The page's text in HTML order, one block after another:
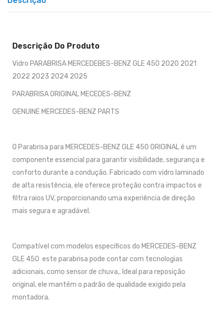
Descrição Do Produto
Vidro PARABRISA MERCEDEBES-BENZ GLE 450 2020 2021
2022 2023 2024 2025
PARABRISA ORIGINAL MECEDES-BENZ
GENUINE MERCEDES-BENZ PARTS
O Parabrisa para MERCEDES-BENZ GLE 450 ORIGINAL é um
componente essencial para garantir visibilidade, segurança e
conforto durante a condução. Fabricado com vidro laminado
de alta resistência, ele oferece proteção contra impactos e
filtra raios UV, proporcionando uma experiência de direção
mais segura e agradável.
Compatível com modelos específicos do MERCEDES-BENZ
GLE 450 este parabrisa pode contar com tecnologias
adicionais, como sensor de chuva,. Ideal para reposição
original, ele mantém o padrão de qualidade exigido pela
montadora.